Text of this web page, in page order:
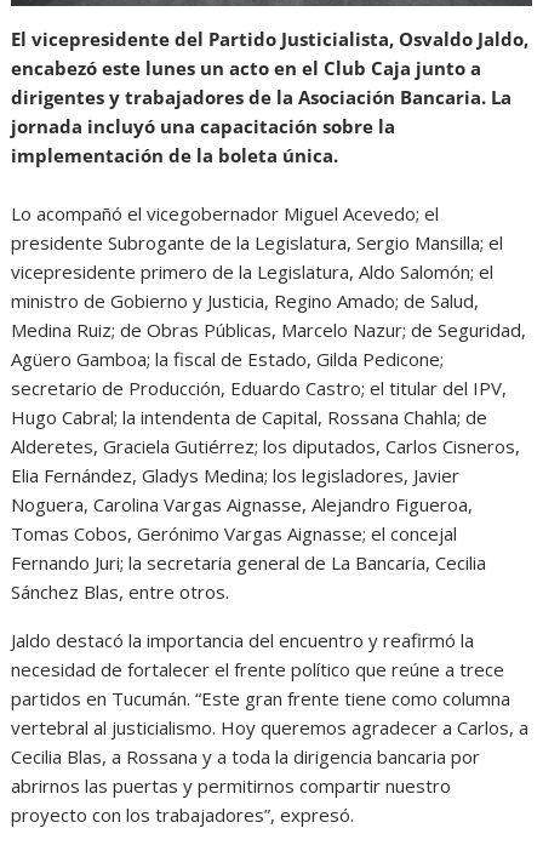
El vicepresidente del Partido Justicialista, Osvaldo Jaldo,
encabezó este lunes un acto en el Club Caja junto a
dirigentes y trabajadores de la Asociación Bancaria. La
jornada incluyó una capacitación sobre la
implementación de la boleta única.
Lo acompañó el vicegobernador Miguel Acevedo; el
presidente Subrogante de la Legislatura, Sergio Mansilla; el
vicepresidente primero de la Legislatura, Aldo Salomón; el
ministro de Gobierno y Justicia, Regino Amado; de Salud,
Medina Ruiz; de Obras Públicas, Marcelo Nazur; de Seguridad,
Agüero Gamboa; la fiscal de Estado, Gilda Pedicone;
secretario de Producción, Eduardo Castro; el titular del IPV,
Hugo Cabral; la intendenta de Capital, Rossana Chahla; de
Alderetes, Graciela Gutiérrez; los diputados, Carlos Cisneros,
Elia Fernández, Gladys Medina; los legisladores, Javier
Noguera, Carolina Vargas Aignasse, Alejandro Figueroa,
Tomas Cobos, Gerónimo Vargas Aignasse; el concejal
Fernando Juri; la secretaria general de La Bancaria, Cecilia
Sánchez Blas, entre otros.
Jaldo destacó la importancia del encuentro y reafirmó la
necesidad de fortalecer el frente político que reúne a trece
partidos en Tucumán. “Este gran frente tiene como columna
vertebral al justicialismo. Hoy queremos agradecer a Carlos, a
Cecilia Blas, a Rossana y a toda la dirigencia bancaria por
abrirnos las puertas y permitirnos compartir nuestro
proyecto con los trabajadores”, expresó.